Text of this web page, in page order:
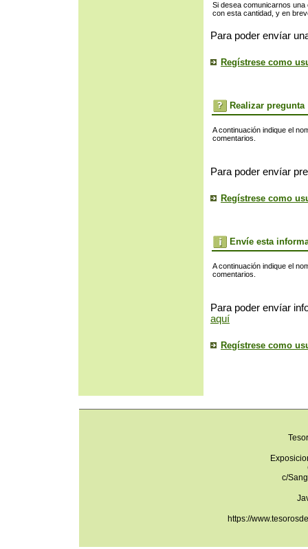
Si desea comunicarnos
con esta cantidad, y en
Para poder envíar
Regístrese como
Realizar pregunta
A continuación indique el
comentarios.
Para poder envíar
Regístrese como
Envíe esta
A continuación indique el
comentarios.
Para poder envíar
aquí
Regístrese como
c/
https://